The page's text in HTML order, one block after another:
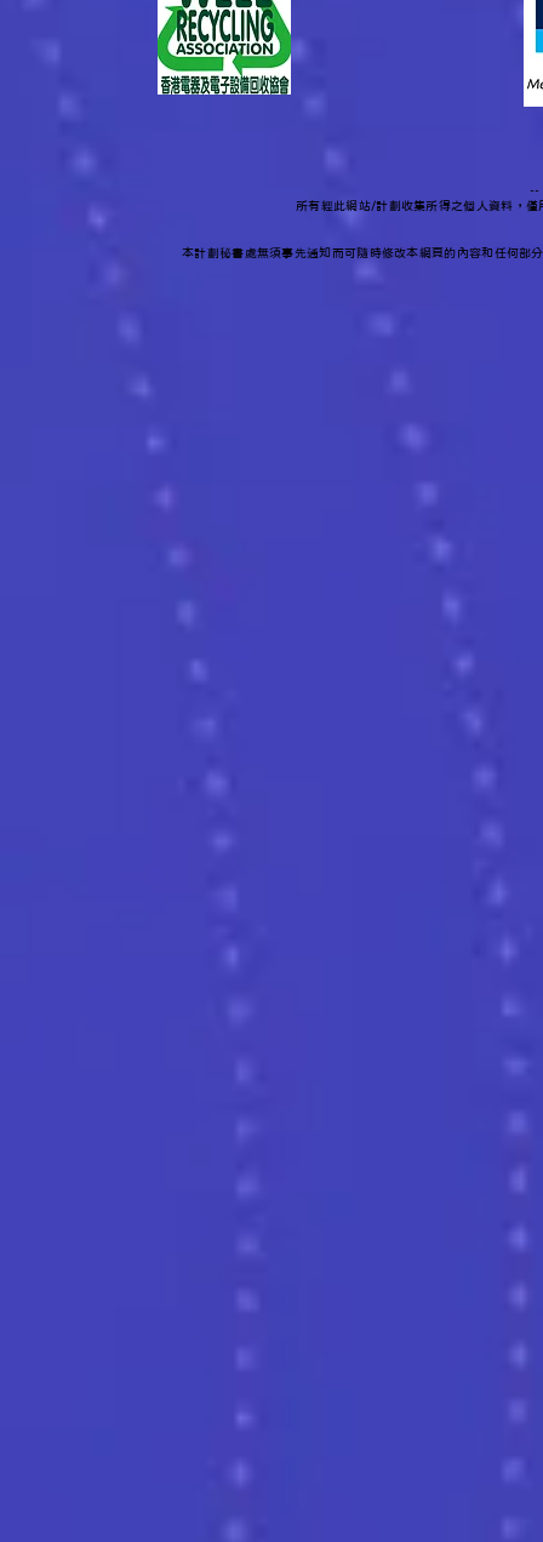
--
所有經此網站/計劃收集所得之個人資料，
本計劃秘書處無須事先通知而可隨時修改本網頁的內容和任何部